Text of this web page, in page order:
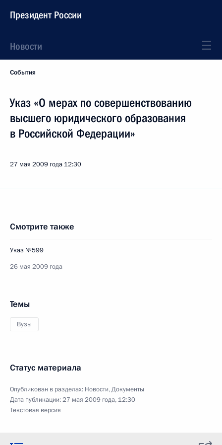
Президент России
Новости
События
Указ «О мерах по совершенствованию
высшего юридического образования
в Российской Федерации»
27 мая 2009 года 12:30
Смотрите также
Указ №599
26 мая 2009 года
Темы
Вузы
Статус материала
Опубликован в разделах: Новости,Документы
Дата публикации:27 мая 2009 года, 12:30
Текстовая версия